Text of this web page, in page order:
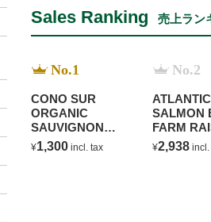
Sales Ranking 売上ラン
No.1
CONO SUR
ORGANIC
SAUVIGNON
BLANC
¥1,300 incl. tax
No.2
ATLANTIC
SALMON
FARM
¥2,938